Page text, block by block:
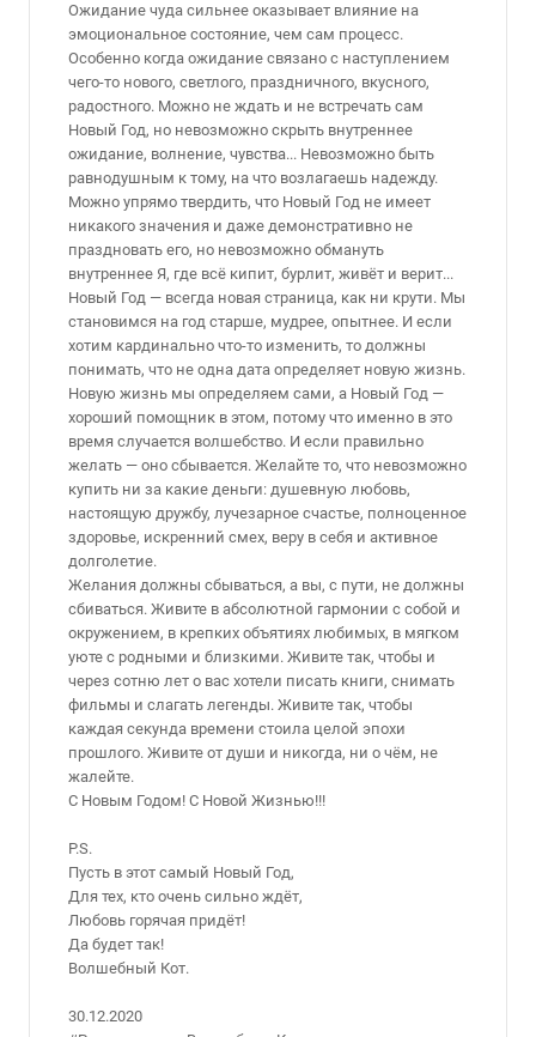
Ожидание чуда сильнее оказывает влияние на
эмоциональное состояние, чем сам процесс.
Особенно когда ожидание связано с наступлением
чего-то нового, светлого, праздничного, вкусного,
радостного. Можно не ждать и не встречать сам
Новый Год, но невозможно скрыть внутреннее
ожидание, волнение, чувства... Невозможно быть
равнодушным к тому, на что возлагаешь надежду.
Можно упрямо твердить, что Новый Год не имеет
никакого значения и даже демонстративно не
праздновать его, но невозможно обмануть
внутреннее Я, где всё кипит, бурлит, живёт и верит...
Новый Год — всегда новая страница, как ни крути. Мы
становимся на год старше, мудрее, опытнее. И если
хотим кардинально что-то изменить, то должны
понимать, что не одна дата определяет новую жизнь.
Новую жизнь мы определяем сами, а Новый Год —
хороший помощник в этом, потому что именно в это
время случается волшебство. И если правильно
желать — оно сбывается. Желайте то, что невозможно
купить ни за какие деньги: душевную любовь,
настоящую дружбу, лучезарное счастье, полноценное
здоровье, искренний смех, веру в себя и активное
долголетие.
Желания должны сбываться, а вы, с пути, не должны
сбиваться. Живите в абсолютной гармонии с собой и
окружением, в крепких объятиях любимых, в мягком
уюте с родными и близкими. Живите так, чтобы и
через сотню лет о вас хотели писать книги, снимать
фильмы и слагать легенды. Живите так, чтобы
каждая секунда времени стоила целой эпохи
прошлого. Живите от души и никогда, ни о чём, не
жалейте.
С Новым Годом! С Новой Жизнью!!!
P.S.
Пусть в этот самый Новый Год,
Для тех, кто очень сильно ждёт,
Любовь горячая придёт!
Да будет так!
Волшебный Кот.
30.12.2020